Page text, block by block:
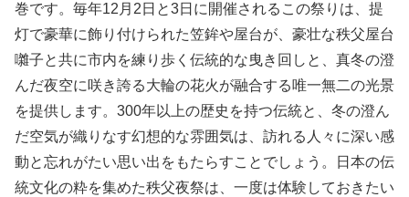
巻です。毎年12月2日と3日に開催されるこの祭りは、提
灯で豪華に飾り付けられた笠鉾や屋台が、豪壮な秩父屋台
囃子と共に市内を練り歩く伝統的な曳き回しと、真冬の澄
んだ夜空に咲き誇る大輪の花火が融合する唯一無二の光景
を提供します。300年以上の歴史を持つ伝統と、冬の澄ん
だ空気が織りなす幻想的な雰囲気は、訪れる人々に深い感
動と忘れがたい思い出をもたらすことでしょう。日本の伝
統文化の粋を集めた秩父夜祭は、一度は体験しておきたい